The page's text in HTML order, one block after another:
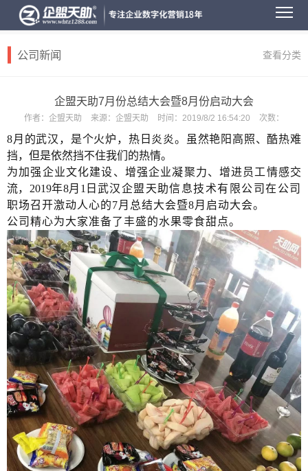
公司新闻 查看分类
企盟天助7月份总结大会暨8月份启动大会
作者： 企盟天助 来源： 企盟天助 时间： 2019/8/2 16:54:20 次数：
8月的武汉，是个火炉， 热日炎炎。
虽然艳阳高照、酷热难
挡，但是依然挡不住我们的热情。
为加强企业文化建设、增强企业凝聚力、增进员工情感交
流， 2019年8月1日 武汉企盟天助信息技术有限公司在公司
职场召开激动人心的7月总结大会暨8月启动大会。
公司精心为大家准备了丰盛的水果零食甜点。